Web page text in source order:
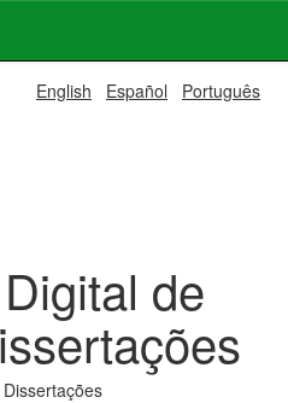
English Español Português
de